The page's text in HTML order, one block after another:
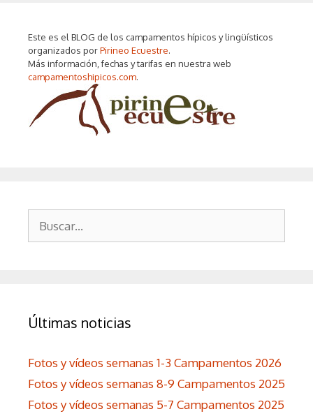
Este es el BLOG de los campamentos hípicos y lingüísticos
organizados porPirineo Ecuestre.
Más información, fechas y tarifas en nuestra web
campamentoshipicos.com.
Últimas noticias
Fotos y vídeos semanas 1-3 Campamentos 2026
Fotos y vídeos semanas 8-9 Campamentos 2025
Fotos y vídeos semanas 5-7 Campamentos 2025